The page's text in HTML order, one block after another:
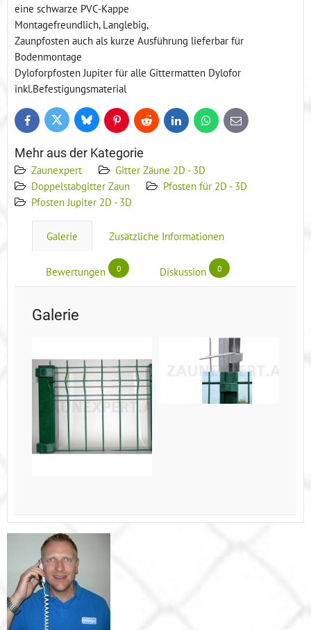
eine schwarze PVC-Kappe
Montagefreundlich, Langlebig,
Zaunpfosten auch als kurze Ausführung lieferbar für
Bodenmontage
Dyloforpfosten Jupiter für alle Gittermatten Dylofor
inkl.Befestigungsmaterial
FacebookTwitter BlueskyPinterestReddit LinkedInWhatsApp
E-
mail
Mehr aus der Kategorie
Zaunexpert
Gitter Zäune 2D - 3D
Doppelstabgitter Zaun
Pfosten für 2D - 3D
Pfosten Jupiter 2D - 3D
Galerie Zusätzliche Informationen
Bewertungen 0 Diskussion 0
Galerie